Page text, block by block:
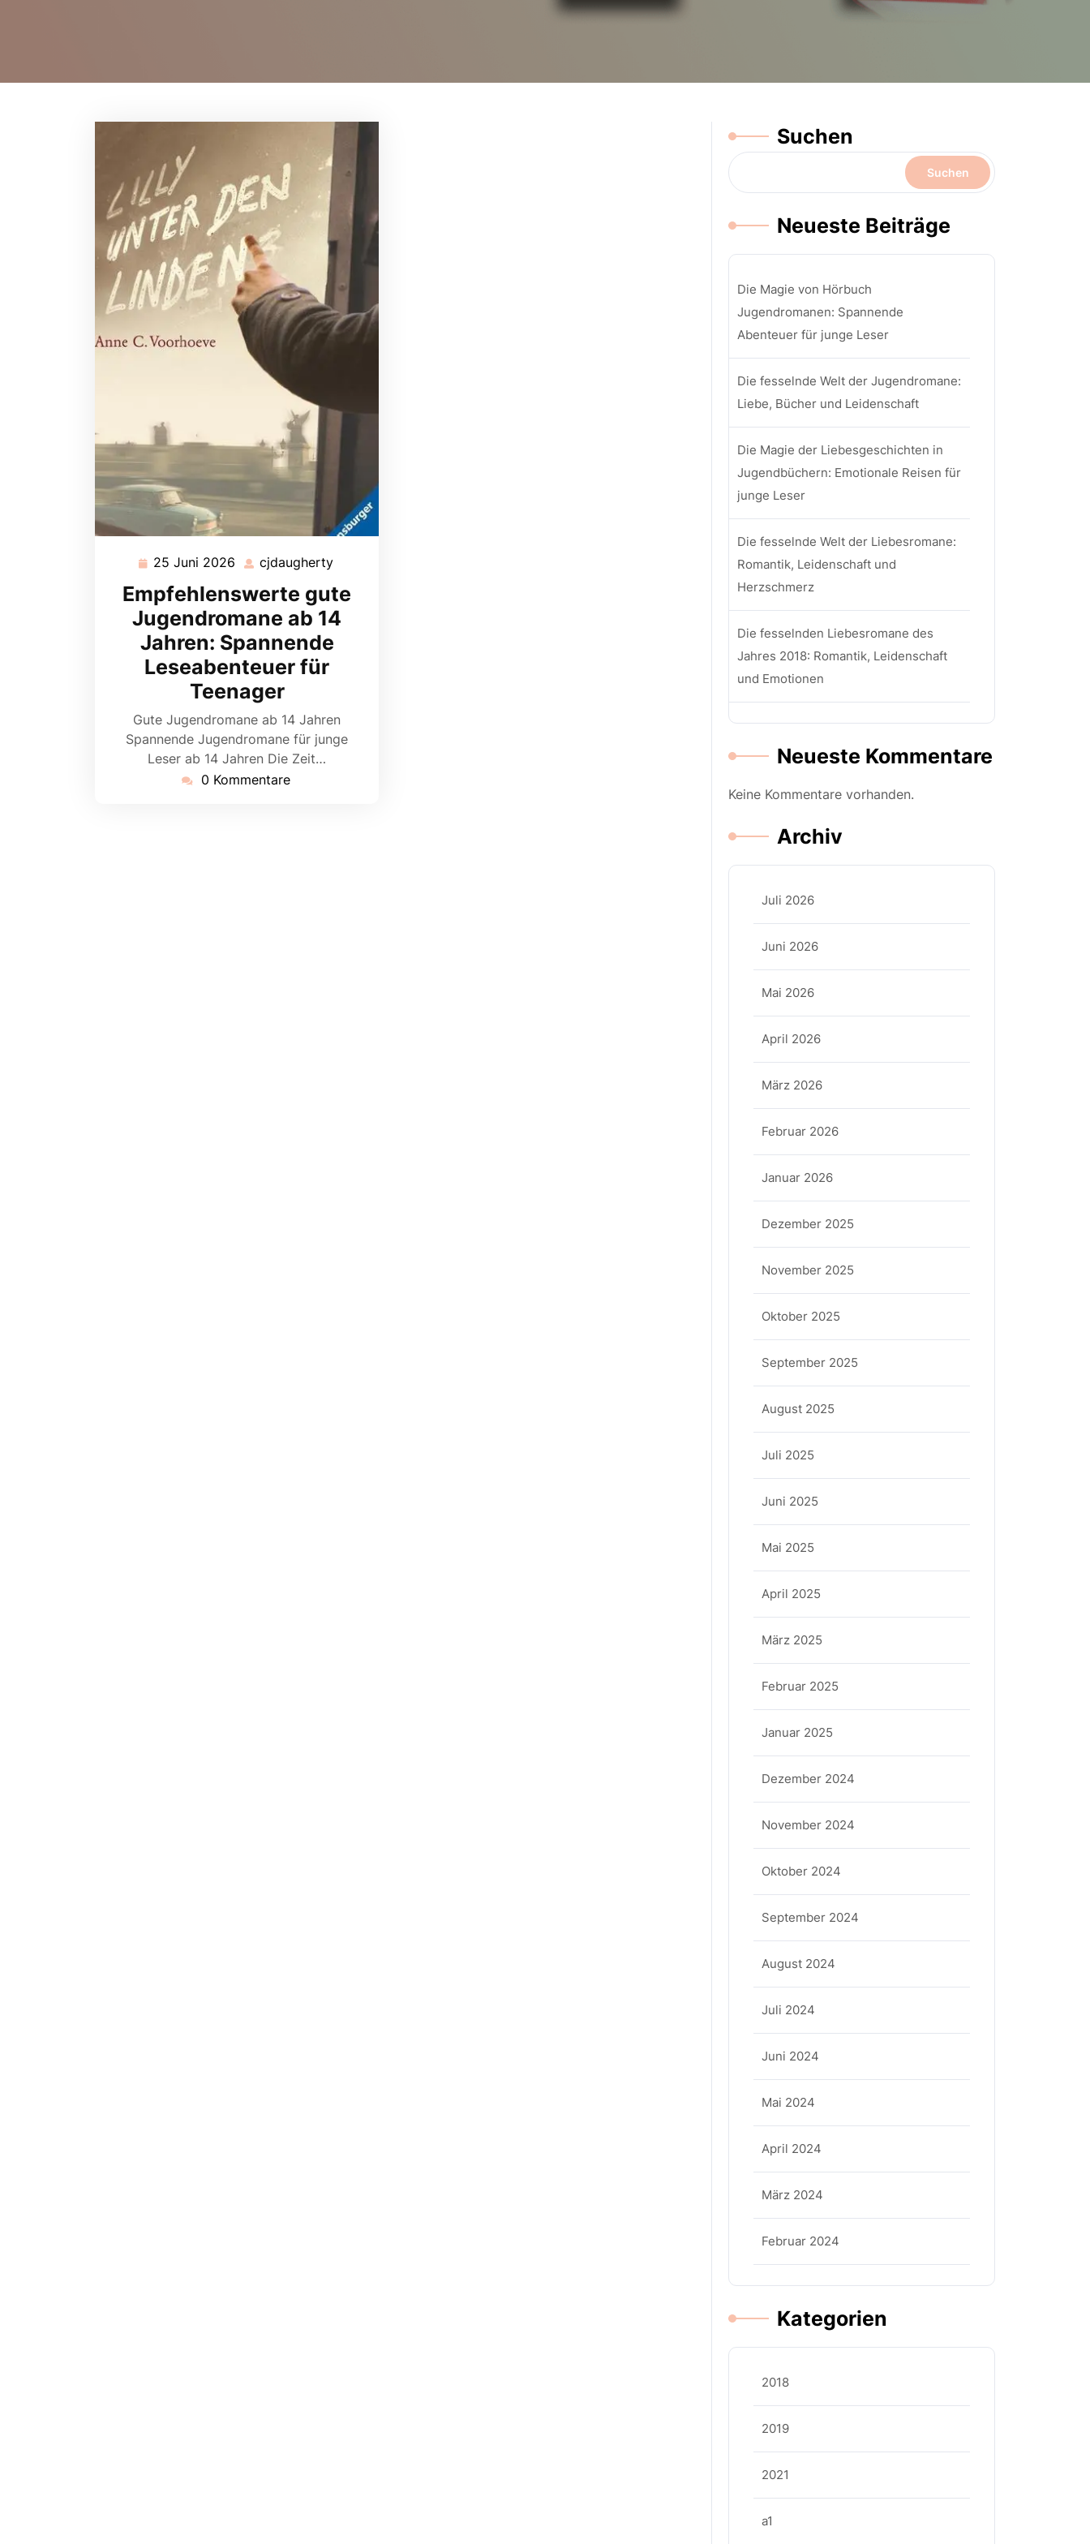
25 Juni 2026 25
2026
cjdaugherty
Empfehlenswerte gute
Jugendromane ab 14
Jahren: Spannende
Leseabenteuer für
Teenager
Gute Jugendromane ab 14 Jahren
Spannende Jugendromane für junge
Leser ab 14 Jahren Die Zeit…
0 Kommentare
Suchen
Suchen
Neueste Beiträge
Die Magie von Hörbuch
Jugendromanen: Spannende
Abenteuer für junge Leser
Die fesselnde Welt der Jugendromane:
Liebe, Bücher und Leidenschaft
Die Magie der Liebesgeschichten in
Jugendbüchern: Emotionale Reisen für
junge Leser
Die fesselnde Welt der Liebesromane:
Romantik, Leidenschaft und
Herzschmerz
Die fesselnden Liebesromane des
Jahres 2018: Romantik, Leidenschaft
und Emotionen
Neueste Kommentare
Keine Kommentare vorhanden.
Archiv
Juli 2026
Juni 2026
Mai 2026
April 2026
März 2026
Februar 2026
Januar 2026
Dezember 2025
November 2025
Oktober 2025
September 2025
August 2025
Juli 2025
Juni 2025
Mai 2025
April 2025
März 2025
Februar 2025
Januar 2025
Dezember 2024
November 2024
Oktober 2024
September 2024
August 2024
Juli 2024
Juni 2024
Mai 2024
April 2024
März 2024
Februar 2024
Kategorien
2018
2019
2021
a1